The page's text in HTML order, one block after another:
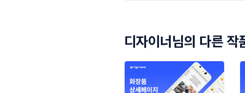
디자이너님의 다른 작